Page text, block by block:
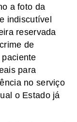
a foto da
indiscutível
reservada
de
para
no serviço
o Estado já